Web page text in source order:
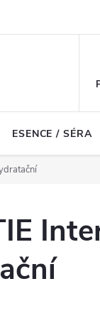
ESENCE / SÉRA